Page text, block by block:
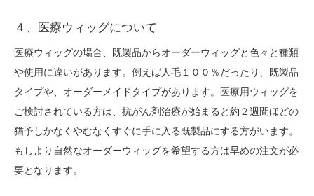
４、医療ウィッグについて
医療ウィッグの場合、既製品からオーダーウィッグと色々と種類
や使用に違いがあります。例えば人毛１００％だったり、既製品
タイプや、オーダーメイドタイプがあります。医療用ウィッグを
ご検討されている方は、抗がん剤治療が始まると約２週間ほどの
猶予しかなくやむなくすぐに手に入る既製品にする方がいます。
もしより自然なオーダーウィッグを希望する方は早めの注文が必
要となります。